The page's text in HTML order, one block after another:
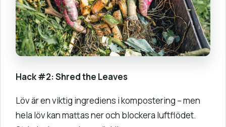
Hack #2: Shred the Leaves
Löv är en viktig ingrediens i kompostering – men
hela löv kan mattas ner och blockera luftflödet.